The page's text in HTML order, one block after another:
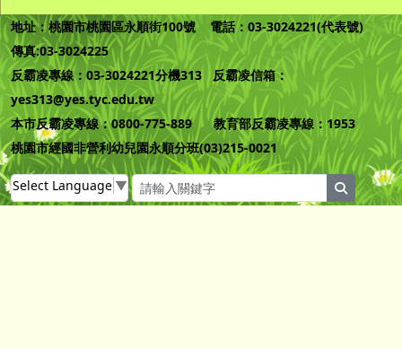
地址：桃園市桃園區永順街100號 電話：03-3024221(代表號)
傳真:03-3024225
反霸凌專線：03-3024221分機313 反霸凌信箱：
yes313@yes.tyc.edu.tw
本市反霸凌專線：0800-775-889 教育部反霸凌專線：1953
桃園市經國非營利幼兒園永順分班(03)215-0021
Select Language ▼ search